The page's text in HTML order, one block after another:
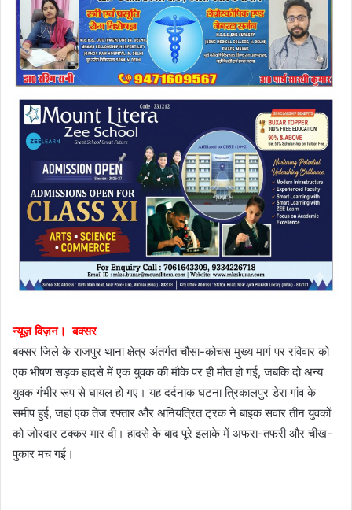
न्यूज़ विज़न। बक्सर
बक्सर जिले के राजपुर थाना क्षेत्र अंतर्गत चौसा-कोचस मुख्य मार्ग पर रविवार को
एक भीषण सड़क हादसे में एक युवक की मौके पर ही मौत हो गई, जबकि दो अन्य
युवक गंभीर रूप से घायल हो गए। यह दर्दनाक घटना त्रिकालपुर डेरा गांव के
समीप हुई, जहां एक तेज रफ्तार और अनियंत्रित ट्रक ने बाइक सवार तीन युवकों
को जोरदार टक्कर मार दी। हादसे के बाद पूरे इलाके में अफरा-तफरी और चीख-
पुकार मच गई।